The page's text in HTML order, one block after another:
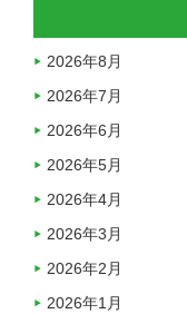
2026年8月
2026年7月
2026年6月
2026年5月
2026年4月
2026年3月
2026年2月
2026年1月